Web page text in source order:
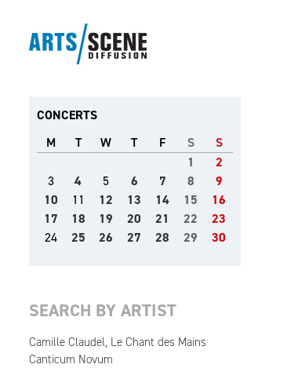
CONCERTS
M
T W T F S
S
1
2
3
4 5 6 7 8
9
10
11 12 13 14 15
16
17
18 19 20 21 22
23
24
25 26 27 28 29 30
SEARCH BY ARTIST
Camille Claudel, Le Chant des Mains
Canticum Novum